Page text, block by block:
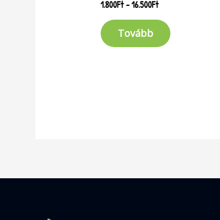
1.800Ft–16.500Ft
Tovább